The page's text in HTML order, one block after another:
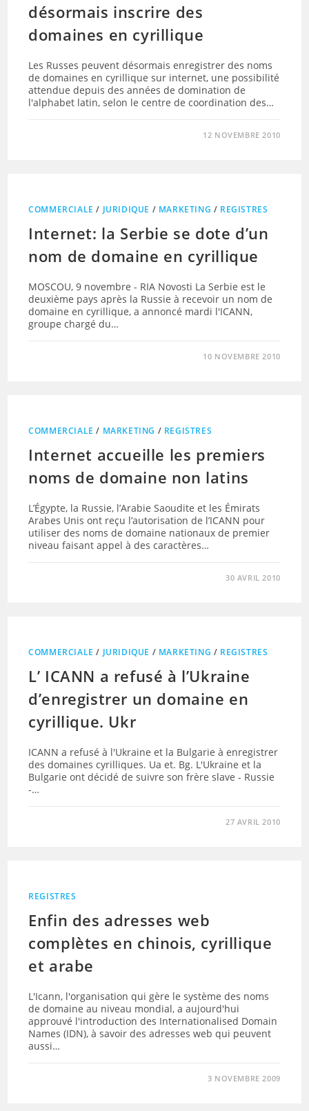
désormais inscrire des
domaines en cyrillique
Les Russes peuvent désormais enregistrer des noms
de domaines en cyrillique sur internet, une possibilité
attendue depuis des années de domination de
l'alphabet latin, selon le centre de coordination des…
12 NOVEMBRE 2010
COMMERCIALE / JURIDIQUE / MARKETING / REGISTRES
Internet: la Serbie se dote d’un
nom de domaine en cyrillique
MOSCOU, 9 novembre - RIA Novosti La Serbie est le
deuxième pays après la Russie à recevoir un nom de
domaine en cyrillique, a annoncé mardi l'ICANN,
groupe chargé du…
10 NOVEMBRE 2010
COMMERCIALE / MARKETING / REGISTRES
Internet accueille les premiers
noms de domaine non latins
L’Égypte, la Russie, l’Arabie Saoudite et les Émirats
Arabes Unis ont reçu l’autorisation de l’ICANN pour
utiliser des noms de domaine nationaux de premier
niveau faisant appel à des caractères…
30 AVRIL 2010
COMMERCIALE / JURIDIQUE / MARKETING / REGISTRES
L’ ICANN a refusé à l’Ukraine
d’enregistrer un domaine en
cyrillique. Ukr
ICANN a refusé à l'Ukraine et la Bulgarie à enregistrer
des domaines cyrilliques. Ua et. Bg. L'Ukraine et la
Bulgarie ont décidé de suivre son frère slave - Russie
-…
27 AVRIL 2010
REGISTRES
Enfin des adresses web
complètes en chinois, cyrillique
et arabe
L'Icann, l'organisation qui gère le système des noms
de domaine au niveau mondial, a aujourd'hui
approuvé l'introduction des Internationalised Domain
Names (IDN), à savoir des adresses web qui peuvent
aussi…
3 NOVEMBRE 2009